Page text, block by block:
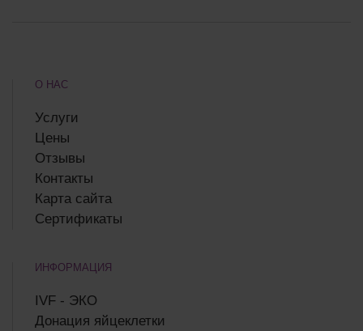
О НАС
Услуги
Цены
Отзывы
Контакты
Карта сайта
Сертификаты
ИНФОРМАЦИЯ
IVF - ЭКО
Донация яйцеклетки